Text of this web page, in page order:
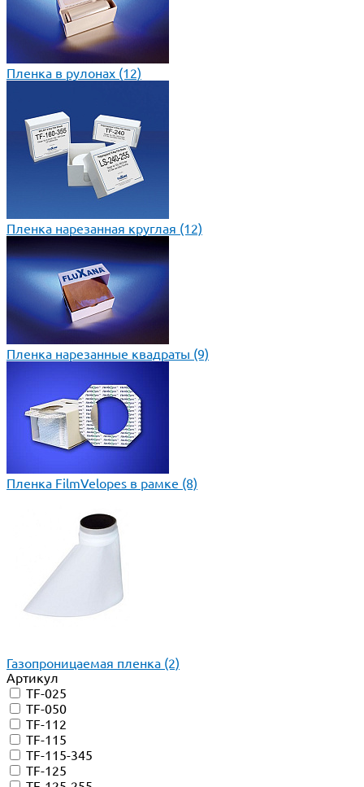
Пленка в рулонах (12)
Пленка нарезанная круглая (12)
Пленка нарезанные квадраты (9)
Пленка FilmVelopes в рамке (8)
Газопроницаемая пленка (2)
Артикул
TF-025
TF-050
TF-112
TF-115
TF-115-345
TF-125